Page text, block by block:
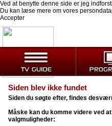
Ved at benytte denne side er jeg
Du kan læse mere om vores
Accepter
Siden blev ikke fundet
Siden du søgte efter, findes
Måske kan du komme videre ved
valgmuligheder: